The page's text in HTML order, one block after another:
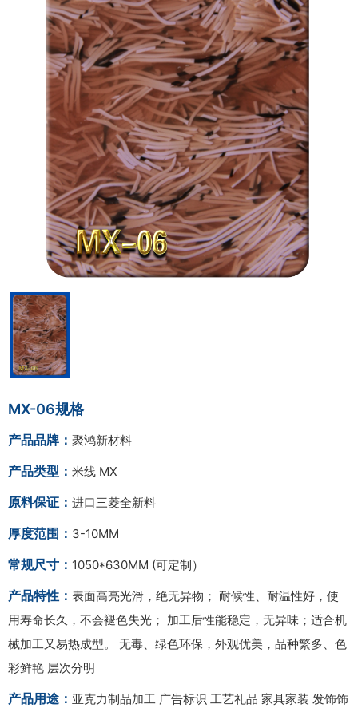
MX-06规格
产品品牌： 聚鸿新材料
产品类型： 米线 MX
原料保证： 进口三菱全新料
厚度范围： 3-10MM
常规尺寸： 1050*630MM (可定制）
产品特性： 表面高亮光滑，绝无异物； 耐候性、耐温性好，使
用寿命长久，不会褪色失光； 加工后性能稳定，无异味；适合机
械加工又易热成型。 无毒、绿色环保，外观优美，品种繁多、色
彩鲜艳 层次分明
产品用途： 亚克力制品加工 广告标识 工艺礼品 家具家装 发饰饰